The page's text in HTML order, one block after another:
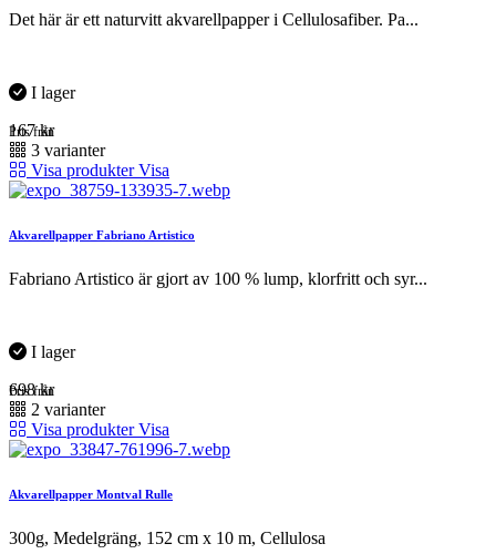
Det här är ett naturvitt akvarellpapper i Cellulosafiber. Pa...
I lager
Pris från
167kr
3 varianter
Visa produkter Visa
Akvarellpapper Fabriano Artistico
Fabriano Artistico är gjort av 100 % lump, klorfritt och syr...
I lager
Pris från
698kr
2 varianter
Visa produkter Visa
Akvarellpapper Montval Rulle
300g, Medelgräng, 152 cm x 10 m, Cellulosa